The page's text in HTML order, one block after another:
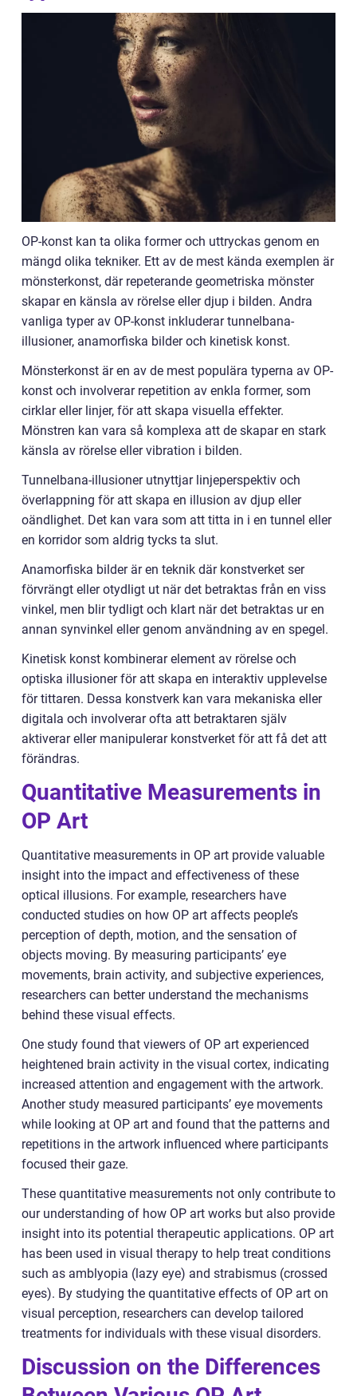
OP-konst kan ta olika former och uttryckas genom en
mängd olika tekniker. Ett av de mest kända exemplen är
mönsterkonst, där repeterande geometriska mönster
skapar en känsla av rörelse eller djup i bilden. Andra
vanliga typer av OP-konst inkluderar tunnelbana-
illusioner, anamorfiska bilder och kinetisk konst.
Mönsterkonst är en av de mest populära typerna av OP-
konst och involverar repetition av enkla former, som
cirklar eller linjer, för att skapa visuella effekter.
Mönstren kan vara så komplexa att de skapar en stark
känsla av rörelse eller vibration i bilden.
Tunnelbana-illusioner utnyttjar linjeperspektiv och
överlappning för att skapa en illusion av djup eller
oändlighet. Det kan vara som att titta in i en tunnel eller
en korridor som aldrig tycks ta slut.
Anamorfiska bilder är en teknik där konstverket ser
förvrängt eller otydligt ut när det betraktas från en viss
vinkel, men blir tydligt och klart när det betraktas ur en
annan synvinkel eller genom användning av en spegel.
Kinetisk konst kombinerar element av rörelse och
optiska illusioner för att skapa en interaktiv upplevelse
för tittaren. Dessa konstverk kan vara mekaniska eller
digitala och involverar ofta att betraktaren själv
aktiverar eller manipulerar konstverket för att få det att
förändras.
Quantitative Measurements in
OP Art
Quantitative measurements in OP art provide valuable
insight into the impact and effectiveness of these
optical illusions. For example, researchers have
conducted studies on how OP art affects people’s
perception of depth, motion, and the sensation of
objects moving. By measuring participants’ eye
movements, brain activity, and subjective experiences,
researchers can better understand the mechanisms
behind these visual effects.
One study found that viewers of OP art experienced
heightened brain activity in the visual cortex, indicating
increased attention and engagement with the artwork.
Another study measured participants’ eye movements
while looking at OP art and found that the patterns and
repetitions in the artwork influenced where participants
focused their gaze.
These quantitative measurements not only contribute to
our understanding of how OP art works but also provide
insight into its potential therapeutic applications. OP art
has been used in visual therapy to help treat conditions
such as amblyopia (lazy eye) and strabismus (crossed
eyes). By studying the quantitative effects of OP art on
visual perception, researchers can develop tailored
treatments for individuals with these visual disorders.
Discussion on the Differences